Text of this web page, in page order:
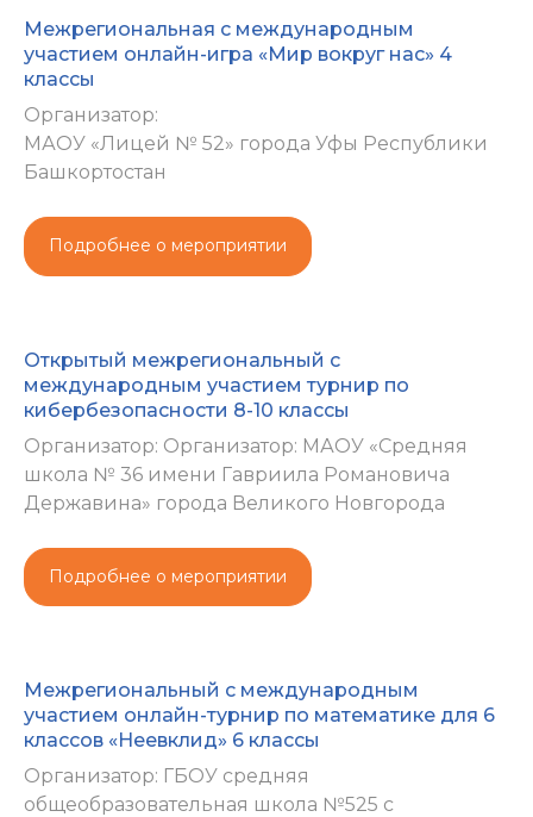
Межрегиональная с международным
участием онлайн-игра «Мир вокруг нас» 4
классы
Организатор:
МАОУ «Лицей № 52» города Уфы Республики
Башкортостан
Подробнее о мероприятии
Открытый межрегиональный с
международным участием турнир по
кибербезопасности 8-10 классы
Организатор: Организатор: МАОУ «Средняя
школа № 36 имени Гавриила Романовича
Державина» города Великого Новгорода
Подробнее о мероприятии
Межрегиональный с международным
участием онлайн-турнир по математике для 6
классов «Неевклид» 6 классы
Организатор: ГБОУ средняя
общеобразовательная школа №525 с